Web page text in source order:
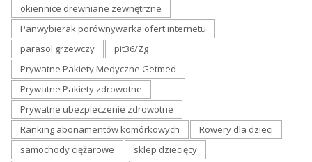
okiennice drewniane zewnętrzne
Panwybierak porównywarka ofert internetu
parasol grzewczy
pit36/Zg
Prywatne Pakiety Medyczne Getmed
Prywatne Pakiety zdrowotne
Prywatne ubezpieczenie zdrowotne
Ranking abonamentów komórkowych
Rowery dla dzieci
samochody ciężarowe
sklep dziecięcy